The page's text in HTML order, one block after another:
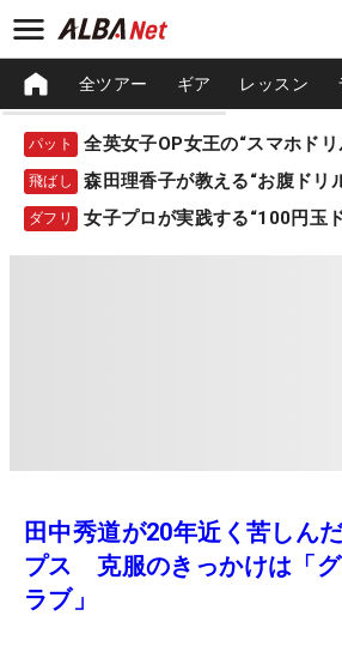
全ツアー ギア レッスン
パット 全英女子OP女王の“スマホドリ
飛ばし 森田理香子が教える“お腹ドリ
ダフリ 女子プロが実践する“100円玉
田中秀道が20年近く苦しん
プス 克服のきっかけは「
ラブ」